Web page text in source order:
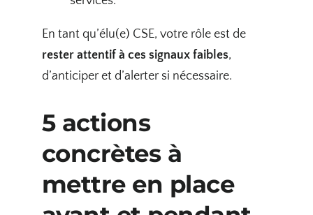
En tant qu’élu(e) CSE, votre rôle est de
rester attentif à ces signaux faibles,
d’anticiper et d’alerter si nécessaire.
5 actions
concrètes à
mettre en place